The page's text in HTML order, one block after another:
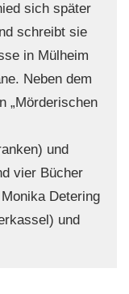
sich später
schreibt sie
in Mülheim
Neben dem
„Mörderischen
und
vier Bücher
Detering
und